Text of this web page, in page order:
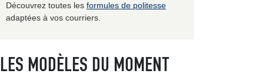
Découvrez toutes les formules de politesse
adaptées à vos courriers.
LES MODÈLES DU MOMENT